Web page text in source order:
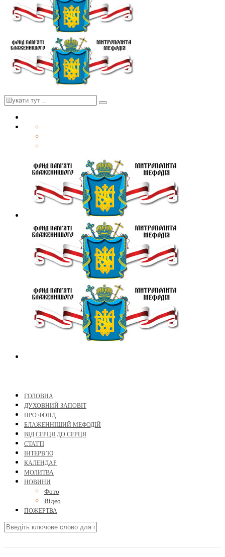
ГОЛОВНА
ДУХОВНИЙ ЗАПОВІТ
ПРО ФОНД
БЛАЖЕННІШИЙ МЕФОДІЙ
ВІД СЕРЦЯ ДО СЕРЦЯ
СТАТТІ
ІНТЕРВ’Ю
КАЛЕНДАР
МОЛИТВА
НОВИНИ
Фото
Відео
ПОЖЕРТВА